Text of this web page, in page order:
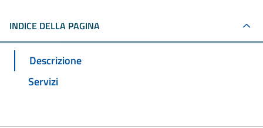
INDICE DELLA PAGINA
Descrizione
Servizi